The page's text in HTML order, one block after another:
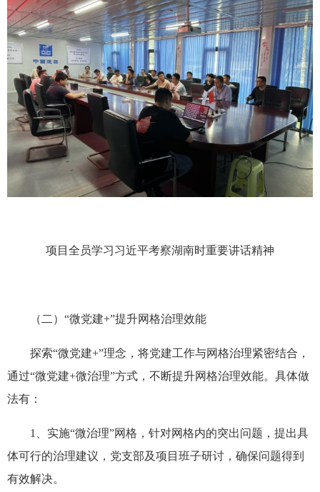
项目全员学习习近平考察湖南时重要讲话精神
（二）“微党建+”提升网格治理效能
探索“微党建+”理念，将党建工作与网格治理紧密结合，
通过“微党建+微治理”方式，不断提升网格治理效能。具体做
法有：
1、实施“微治理”网格，针对网格内的突出问题，提出具
体可行的治理建议，党支部及项目班子研讨，确保问题得到
有效解决。